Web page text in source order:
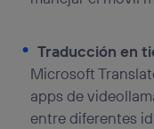
Traducción en
Microsoft
apps de
entre diferentes